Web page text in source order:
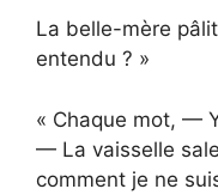
La belle-mère
entendu ? »
« Chaque mot, —
— La vaisselle
comment je ne